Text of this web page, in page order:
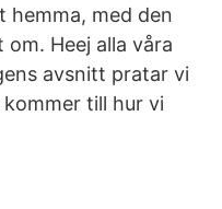
hemma, med den
Heej alla våra
avsnitt pratar vi
till hur vi